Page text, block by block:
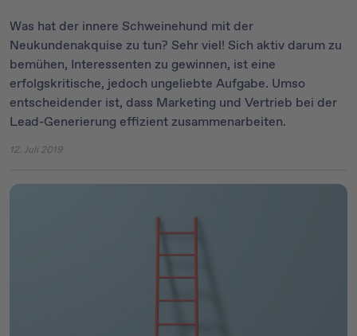
Was hat der innere Schweinehund mit der
Neukundenakquise zu tun? Sehr viel! Sich aktiv darum zu
bemühen, Interessenten zu gewinnen, ist eine
erfolgskritische, jedoch ungeliebte Aufgabe. Umso
entscheidender ist, dass Marketing und Vertrieb bei der
Lead-Generierung effizient zusammenarbeiten.
12. Juli 2019